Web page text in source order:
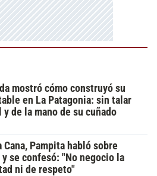
mostró cómo construyó su
en La Patagonia: sin talar
de la mano de su cuñado
Cana, Pampita habló sobre
y se confesó: "No negocio la
ni de respeto"